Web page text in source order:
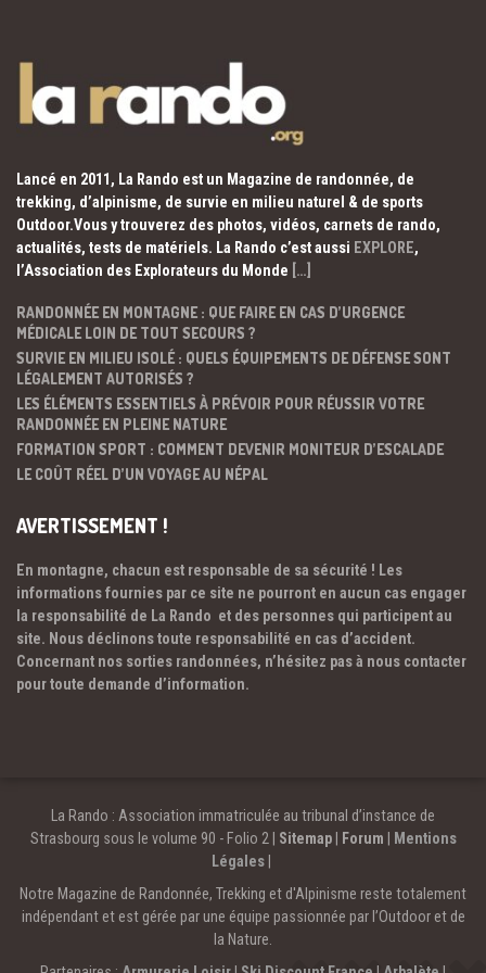
Lancé en 2011, La Rando est un Magazine de randonnée, de
trekking, d’alpinisme, de survie en milieu naturel & de sports
Outdoor.Vous y trouverez des photos, vidéos, carnets de rando,
actualités, tests de matériels. La Rando c’est aussi EXPLORE,
l’Association des Explorateurs du Monde […]
RANDONNÉE EN MONTAGNE : QUE FAIRE EN CAS D’URGENCE
MÉDICALE LOIN DE TOUT SECOURS ?
SURVIE EN MILIEU ISOLÉ : QUELS ÉQUIPEMENTS DE DÉFENSE SONT
LÉGALEMENT AUTORISÉS ?
LES ÉLÉMENTS ESSENTIELS À PRÉVOIR POUR RÉUSSIR VOTRE
RANDONNÉE EN PLEINE NATURE
FORMATION SPORT : COMMENT DEVENIR MONITEUR D’ESCALADE
LE COÛT RÉEL D’UN VOYAGE AU NÉPAL
AVERTISSEMENT !
En montagne, chacun est responsable de sa sécurité ! Les
informations fournies par ce site ne pourront en aucun cas engager
la responsabilité de La Rando et des personnes qui participent au
site. Nous déclinons toute responsabilité en cas d’accident.
Concernant nos sorties randonnées, n’hésitez pas à nous contacter
pour toute demande d’information.
La Rando : Association immatriculée au tribunal d’instance de
Strasbourg sous le volume 90 - Folio 2 | Sitemap| Forum
Mentions
Légales
Notre Magazine de Randonnée, Trekking et d'Alpinisme reste totalement
indépendant et est gérée par une équipe passionnée par l’Outdoor et de
la Nature.